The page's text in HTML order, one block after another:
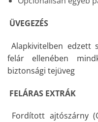
ÜVEGEZÉS
Alapkivitelben edzett
felár ellenében
biztonsági tejüveg
FELÁRAS EXTRÁK
Fordított ajtószárny